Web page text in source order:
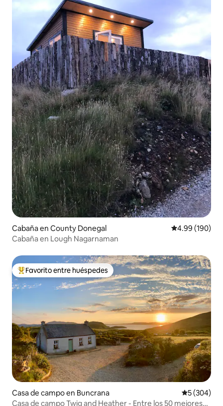
Cabaña en County Donegal Calificación
4.99 (190)
Cabaña en Lough Nagarnaman
De los mejores en Favorito entre huéspedes
Favorito entre huéspedes
Casa de campo en Buncrana Calificación
5 (304)
Casa de campo Twig and Heather - Entre los 50 mejores